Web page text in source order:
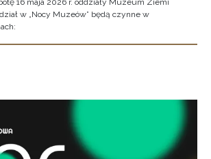
16 maja 2026 r. oddziały Muzeum Ziemi
w „Nocy Muzeów” będą czynne w